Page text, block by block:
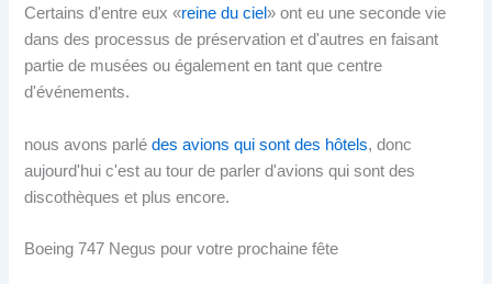
Certains d'entre eux «reine du ciel» ont eu une seconde vie
dans des processus de préservation et d'autres en faisant
partie de musées ou également en tant que centre
d'événements.
nous avons parlédes avions qui sont des hôtels, donc
aujourd'hui c'est au tour de parler d'avions qui sont des
discothèques et plus encore.
Boeing 747 Negus pour votre prochaine fête